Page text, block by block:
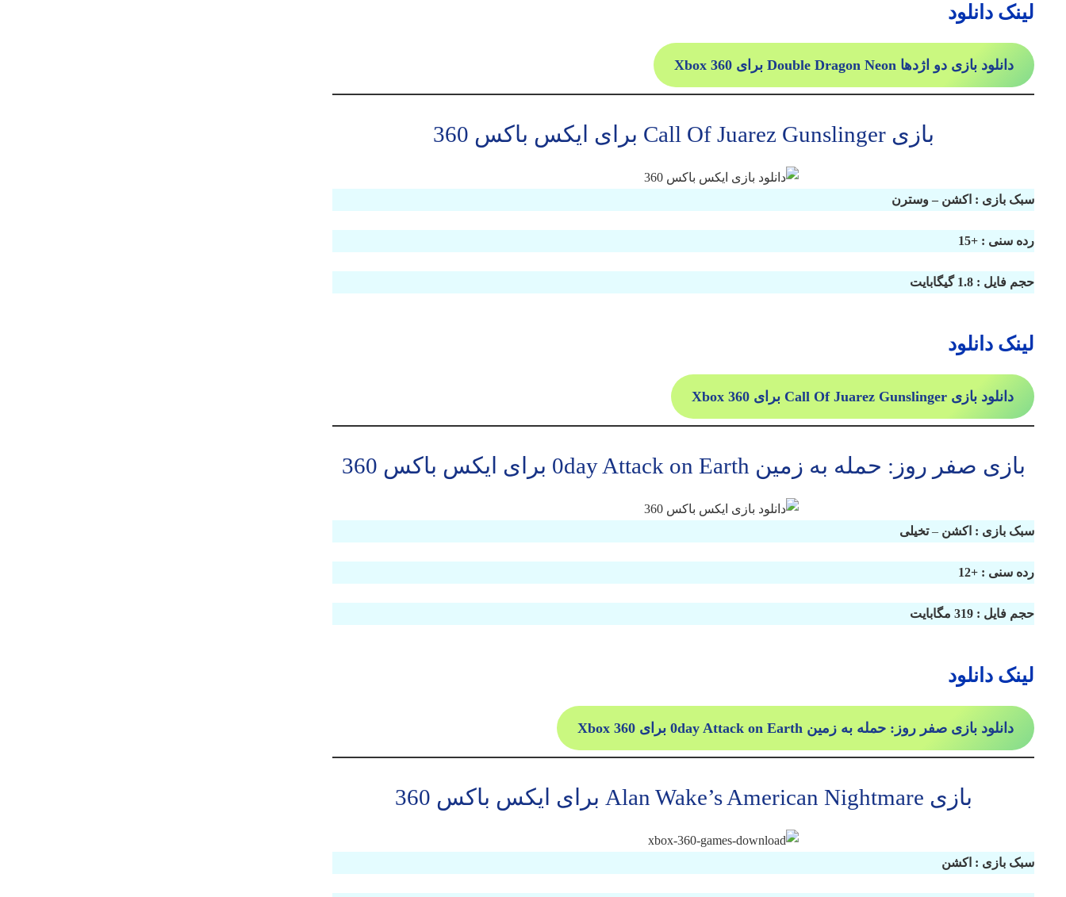
لینک دانلود
دانلود بازی دو اژدها Double Dragon Neon برای Xbox 360
بازی Call Of Juarez Gunslinger برای ایکس باکس 360
سبک بازی : اکشن – وسترن
رده سنی : +15
حجم فایل : 1.8 گیگابایت
لینک دانلود
دانلود بازی Call Of Juarez Gunslinger برای Xbox 360
بازی صفر روز: حمله به زمین 0day Attack on Earth برای ایکس باکس 360
سبک بازی : اکشن –تخیلی
رده سنی : +12
حجم فایل : 319 مگابایت
لینک دانلود
دانلود بازی صفر روز: حمله به زمین 0day Attack on Earth برای Xbox 360
بازی Alan Wake’s American Nightmare برای ایکس باکس 360
سبک بازی : اکشن